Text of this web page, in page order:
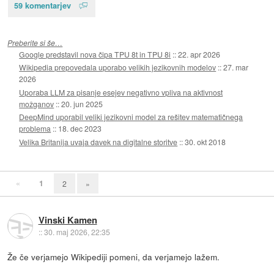
59 komentarjev
Preberite si še…
Google predstavil nova čipa TPU 8t in TPU 8i ::22. apr 2026
Wikipedia prepovedala uporabo velikih jezikovnih modelov ::27. mar
2026
Uporaba LLM za pisanje esejev negativno vpliva na aktivnost
možganov ::20. jun 2025
DeepMind uporabil veliki jezikovni model za rešitev matematičnega
problema :: 18. dec 2023
Velika Britanija uvaja davek na digitalne storitve ::30. okt 2018
« 1 2 »
Vinski Kamen
::30. maj 2026, 22:35
Že če verjamejo Wikipediji pomeni, da verjamejo lažem.